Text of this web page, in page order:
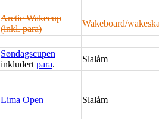
Arctic Wakecup
(inkl. para)
Wakeboard/
Søndagscupen
inkludert para.
Slalåm
Lima Open Slalåm